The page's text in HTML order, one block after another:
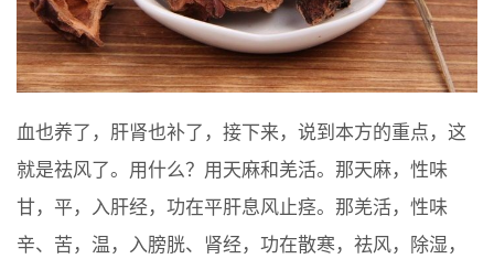
血也养了，肝肾也补了，接下来，说到本方的重点，这
就是祛风了。用什么？用天麻和羌活。那天麻，性味
甘，平，入肝经，功在平肝息风止痉。那羌活，性味
辛、苦，温，入膀胱、肾经，功在散寒，祛风，除湿，